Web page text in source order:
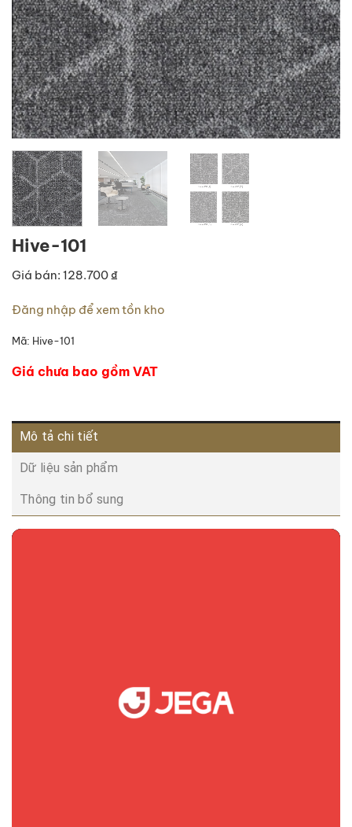
Hive-101
Giá bán: 128.700 ₫
Đăng nhập để xem tồn kho
Mã: Hive-101
Giá chưa bao gồm VAT
Mô tả chi tiết
Dữ liệu sản phẩm
Thông tin bổ sung